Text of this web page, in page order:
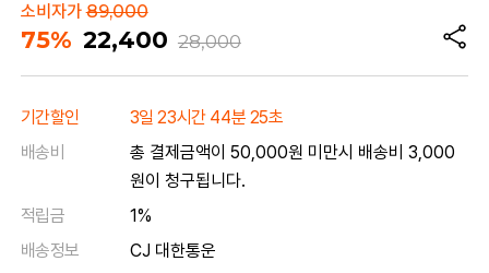
소비자가89,000
75% 22,400 28,000
기간할인
3일 23시간 44분 25초
배송비
총 결제금액이 50,000원 미만시 배송비 3,000
원이 청구됩니다.
적립금
1%
배송정보
CJ 대한통운